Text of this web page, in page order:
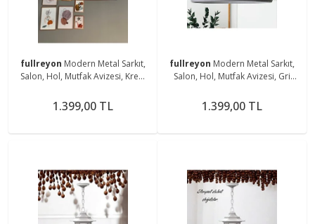
fullreyon Modern Metal Sarkıt,
Salon, Hol, Mutfak Avizesi, Krem
Metal Avize
1.399,00 TL
fullreyon Modern Metal Sarkıt,
Salon, Hol, Mutfak Avizesi, Gri
Metal Avize
1.399,00 TL